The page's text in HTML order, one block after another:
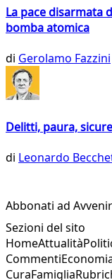
La pace disarmata
bomba atomica
di Gerolamo Fazzini
Delitti, paura,
di Leonardo
Abbonati ad
Sezioni del sito
HomeAttualità
Commenti
CuraFamiglia